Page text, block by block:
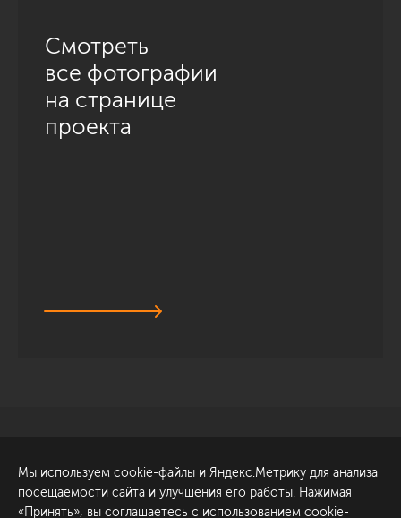
Смотреть
все фотографии
на странице
проекта
Обсудить проект
ул. Академика Павлова, 6
к1
Мы используем cookie-файлы и Яндекс.Метрику для анализа
посещаемости сайта и улучшения его работы. Нажимая
«Принять», вы соглашаетесь с использованием cookie-